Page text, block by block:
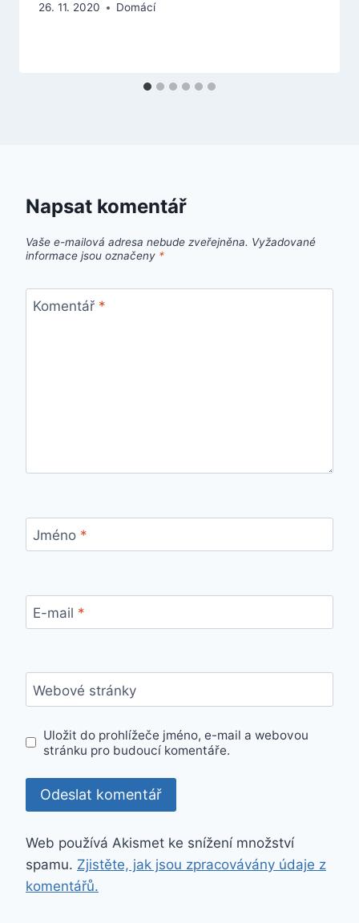
26. 11. 2020 Domácí
Napsat komentář
Vaše e-mailová adresa nebude zveřejněna. Vyžadované
informace jsou označeny *
Komentář *
Jméno *
E-mail *
Webové stránky
Uložit do prohlížeče jméno, e-mail a webovou
stránku pro budoucí komentáře.
Web používá Akismet ke snížení množství
spamu. Zjistěte, jak jsou zpracovávány údaje z
komentářů.